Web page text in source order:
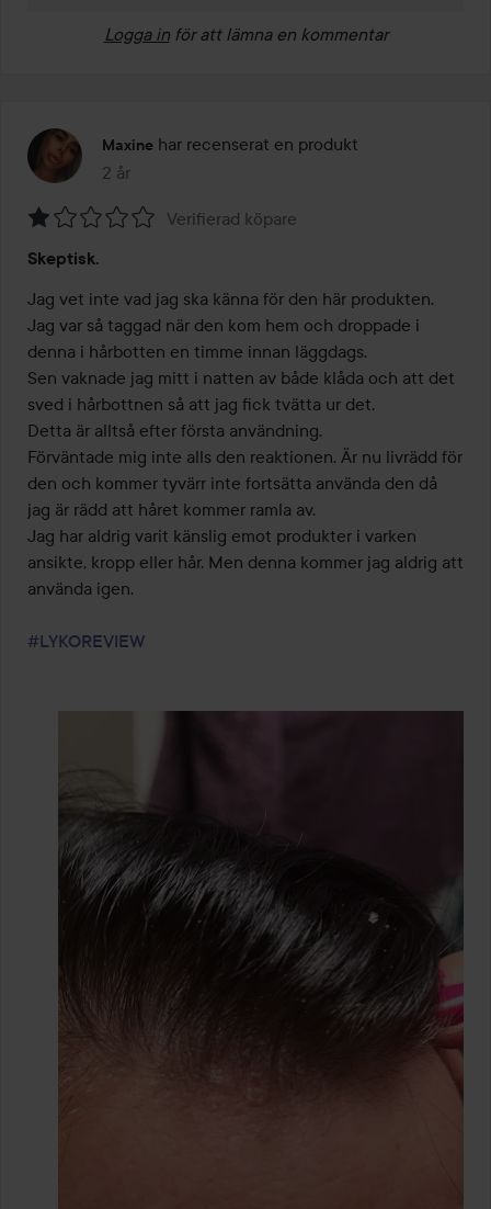
Logga in för att lämna en kommentar
Maxine har recenserat en produkt
2 år
Inlägget skapades 2 år
1
av
5
Verifierad köpare
Skeptisk.
Jag vet inte vad jag ska känna för den här produkten.
Jag var så taggad när den kom hem och droppade i
denna i hårbotten en timme innan läggdags.
Sen vaknade jag mitt i natten av både klåda och att det
sved i hårbottnen så att jag fick tvätta ur det.
Detta är alltså efter första användning.
Förväntade mig inte alls den reaktionen. Är nu livrädd för
den och kommer tyvärr inte fortsätta använda den då
jag är rädd att håret kommer ramla av.
Jag har aldrig varit känslig emot produkter i varken
ansikte, kropp eller hår. Men denna kommer jag aldrig att
använda igen.
#LYKOREVIEW